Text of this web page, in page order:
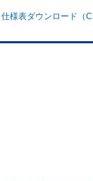
仕様表ダウンロード（